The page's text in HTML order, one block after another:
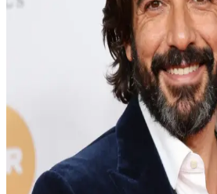
Τζόναθαν Ρούμι